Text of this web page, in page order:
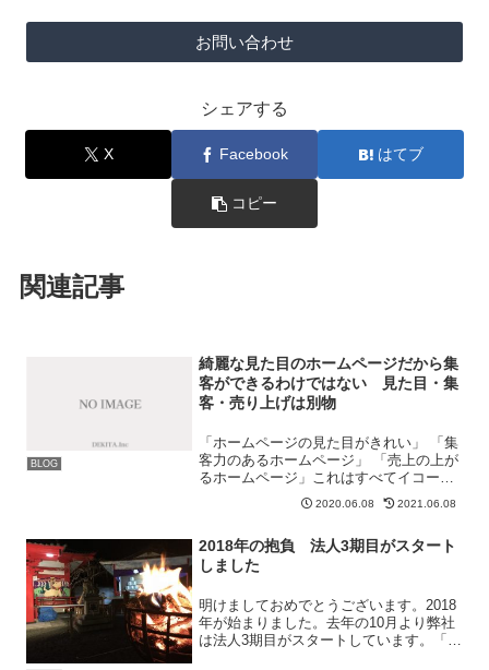
お問い合わせ
シェアする
X Facebook はてブ
コピー
関連記事
BLOG
綺麗な見た目のホームページだから集
客ができるわけではない 見た目・集
客・売り上げは別物
「ホームページの見た目がきれい」 「集
客力のあるホームページ」 「売上の上が
るホームページ」これはすべてイコール
ではありません。これを意外と知らない
人がいるようで、「綺麗なホームページ
い」という声を聞くこと...
2020.06.08 2021.06.08
2018年の抱負 法人3期目がスタート
しました
明けましておめでとうございます。2018
年が始まりました。去年の10月より弊社
は法人3期目がスタートしています。「去